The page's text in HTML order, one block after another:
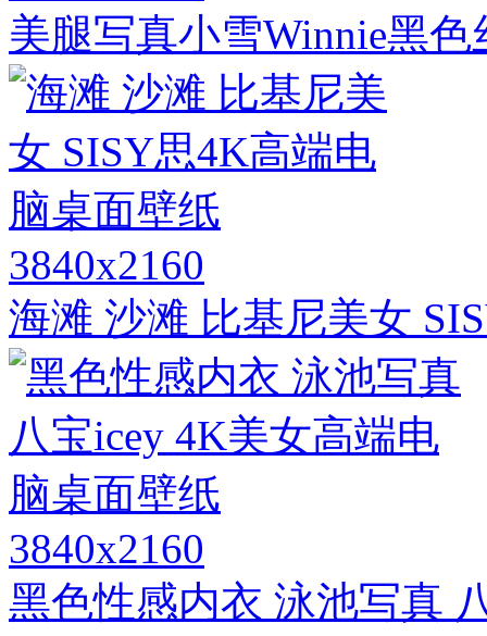
美腿写真小雪Winnie黑
3840x2160
海滩 沙滩 比基尼美女
3840x2160
黑色性感内衣 泳池写真